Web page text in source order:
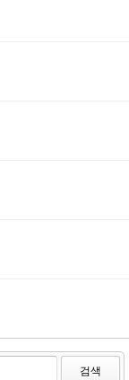
검색